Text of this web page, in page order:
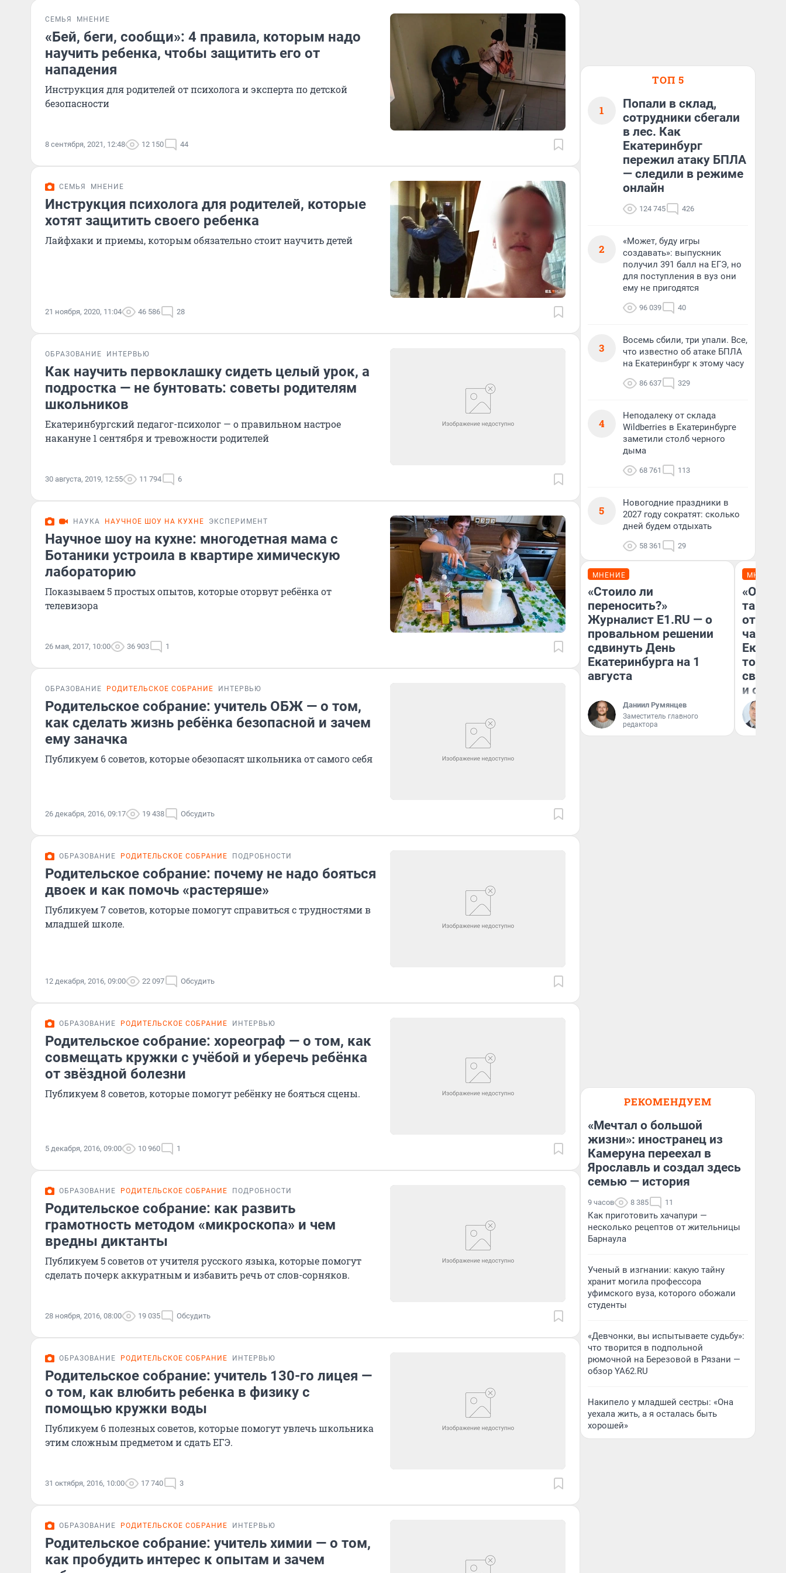
СЕМЬЯ МНЕНИЕ
«Бей, беги, сообщи»: 4 правила, которым надо
научить ребенка, чтобы защитить его от
нападения
Инструкция для родителей от психолога и эксперта по детской
безопасности
8 сентября, 2021, 12:48 12 150 44
СЕМЬЯ МНЕНИЕ
Инструкция психолога для родителей, которые
хотят защитить своего ребенка
Лайфхаки и приемы, которым обязательно стоит научить детей
21 ноября, 2020, 11:04 46 586 28
ОБРАЗОВАНИЕ ИНТЕРВЬЮ
Как научить первоклашку сидеть целый урок, а
подростка — не бунтовать: советы родителям
школьников
Екатеринбургский педагог-психолог — о правильном настрое
накануне 1 сентября и тревожности родителей
30 августа, 2019, 12:55 11 794 6
НАУКА НАУЧНОЕ ШОУ НА КУХНЕ ЭКСПЕРИМЕНТ
Научное шоу на кухне: многодетная мама с
Ботаники устроила в квартире химическую
лабораторию
Показываем 5 простых опытов, которые оторвут ребёнка от
телевизора
26 мая, 2017, 10:00 36 903 1
ОБРАЗОВАНИЕ РОДИТЕЛЬСКОЕ СОБРАНИЕ ИНТЕРВЬЮ
Родительское собрание: учитель ОБЖ — о том,
как сделать жизнь ребёнка безопасной и зачем
ему заначка
Публикуем 6 советов, которые обезопасят школьника от самого себя
26 декабря, 2016, 09:17 19 438 Обсудить
ОБРАЗОВАНИЕ РОДИТЕЛЬСКОЕ СОБРАНИЕ ПОДРОБНОСТИ
Родительское собрание: почему не надо бояться
двоек и как помочь «растеряше»
Публикуем 7 советов, которые помогут справиться с трудностями в
младшей школе.
12 декабря, 2016, 09:00 22 097 Обсудить
ОБРАЗОВАНИЕ РОДИТЕЛЬСКОЕ СОБРАНИЕ ИНТЕРВЬЮ
Родительское собрание: хореограф — о том, как
совмещать кружки с учёбой и уберечь ребёнка
от звёздной болезни
Публикуем 8 советов, которые помогут ребёнку не бояться сцены.
5 декабря, 2016, 09:00 10 960 1
ОБРАЗОВАНИЕ РОДИТЕЛЬСКОЕ СОБРАНИЕ ПОДРОБНОСТИ
Родительское собрание: как развить
грамотность методом «микроскопа» и чем
вредны диктанты
Публикуем 5 советов от учителя русского языка, которые помогут
сделать почерк аккуратным и избавить речь от слов-сорняков.
28 ноября, 2016, 08:00 19 035 Обсудить
ОБРАЗОВАНИЕ РОДИТЕЛЬСКОЕ СОБРАНИЕ ИНТЕРВЬЮ
Родительское собрание: учитель 130-го лицея —
о том, как влюбить ребенка в физику с
помощью кружки воды
Публикуем 6 полезных советов, которые помогут увлечь школьника
этим сложным предметом и сдать ЕГЭ.
31 октября, 2016, 10:00 17 740 3
ОБРАЗОВАНИЕ РОДИТЕЛЬСКОЕ СОБРАНИЕ ИНТЕРВЬЮ
Родительское собрание: учитель химии — о том,
как пробудить интерес к опытам и зачем
ТОП 5
1
Попали в склад,
сотрудники сбегали
в лес. Как
Екатеринбург
пережил атаку БПЛА
— следили в режиме
онлайн
124 745 426
2
«Может, буду игры
создавать»: выпускник
получил 391 балл на ЕГЭ, но
для поступления в вуз они
ему не пригодятся
96 039 40
3
Восемь сбили, три упали. Все,
что известно об атаке БПЛА
на Екатеринбург к этому часу
86 637 329
4
Неподалеку от склада
Wildberries в Екатеринбурге
заметили столб черного
дыма
68 761 113
5
Новогодние праздники в
2027 году сократят: сколько
дней будем отдыхать
58 361 29
МНЕНИЕ
«Стоило ли
переносить?»
Журналист E1.RU — о
провальном решении
сдвинуть День
Екатеринбурга на 1
августа
Даниил Румянцев
Заместитель главного
редактора
МНЕНИЕ
том,
своей
и
РЕКОМЕНДУЕМ
«Мечтал о большой
жизни»: иностранец из
Камеруна переехал в
Ярославль и создал здесь
семью — история
9 часов 8 385 11
Как приготовить хачапури —
несколько рецептов от жительницы
Барнаула
Ученый в изгнании: какую тайну
хранит могила профессора
уфимского вуза, которого обожали
студенты
«Девчонки, вы испытываете судьбу»:
что творится в подпольной
рюмочной на Березовой в Рязани —
обзор YA62.RU
Накипело у младшей сестры: «Она
уехала жить, а я осталась быть
хорошей»